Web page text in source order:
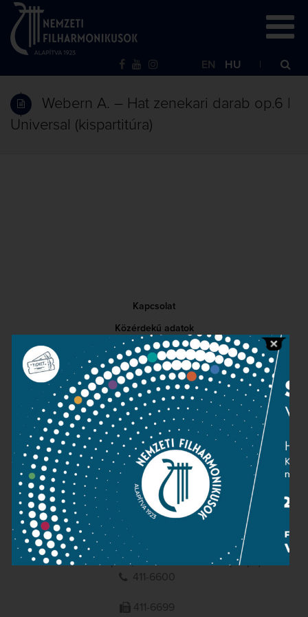
EN HU
Webern A. – Hat zenekari darab op.6 |
Universal (kispartitúra)
Kapcsolat
Közérdekű adatok
Sajtószoba
Adatvédelem
Impresszum
NEMZETI
FILHARMONIKUSOK
1095 Budapest, Komor Marcell u. 1. (Müpa)
411-6600
411-6699